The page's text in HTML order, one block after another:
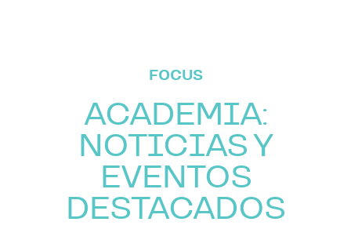
FOCUS
ACADEMIA:
NOTICIAS Y
EVENTOS
DESTACADOS